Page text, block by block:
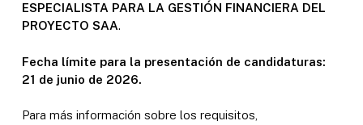
ESPECIALISTA PARA LA GESTIÓN FINANCIERA DEL
PROYECTO SAA.
Fecha límite para la presentación de candidaturas:
21 de junio de 2026.
Para más información sobre los requisitos,